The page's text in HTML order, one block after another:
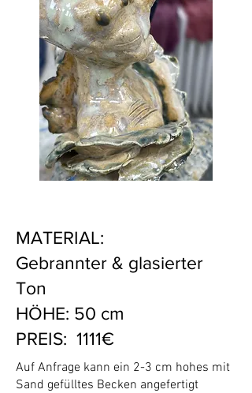
MATERIAL:
Gebrannter & glasierter
Ton
HÖHE: 50 cm
PREIS: 1111€
Auf Anfrage kann ein 2-3 cm hohes mit
Sand gefülltes Becken angefertigt